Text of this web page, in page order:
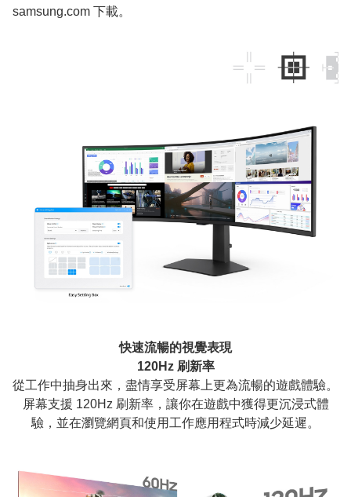
samsung.com 下載。
快速流暢的視覺表現
120Hz 刷新率
從工作中抽身出來，盡情享受屏幕上更為流暢的遊戲體驗。
屏幕支援 120Hz 刷新率，讓你在遊戲中獲得更沉浸式體
驗，並在瀏覽網頁和使用工作應用程式時減少延遲。